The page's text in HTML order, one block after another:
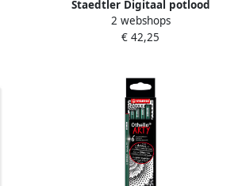
Staedtler Digitaal potlood
Lumograph digital Jumbo
2 webshops
€ 42,25